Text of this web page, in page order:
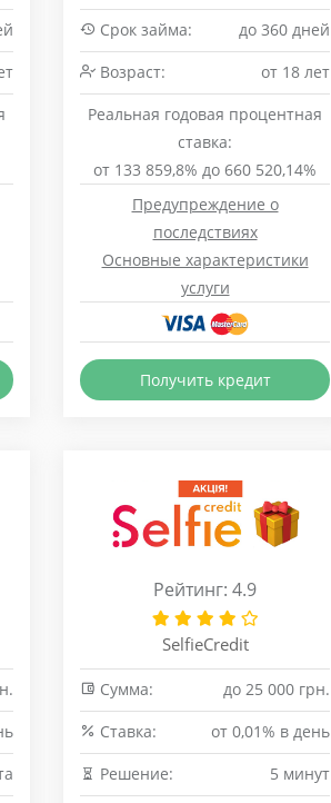
Срок займа:
до 360 дней
Возраст:
от 18 лет
Реальная годовая процентная
ставка:
от 133 859,8% до 660 520,14%
Предупреждение о
последствиях
Основные характеристики
услуги
Получить кредит
Рейтинг: 4.9
SelfieCredit
Сумма:
до 25 000 грн.
Cтавка:
от 0,01% в день
Решение:
5 минут